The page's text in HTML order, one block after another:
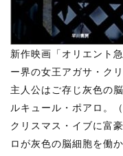
新作映画「オリエント
ー界の女王アガサ・ク
主人公はご存じ灰色の
ルキュール・ポアロ。
クリスマス・イブに富
ロが灰色の脳細胞を働